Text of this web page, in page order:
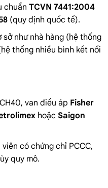
chuẩn TCVN 7441:2004
(quy định quốc tế).
như nhà hàng (hệ thống
thống nhiều bình kết nối
van điều áp Fisher
hoặc Saigon
có chứng chỉ PCCC,
quy mô.